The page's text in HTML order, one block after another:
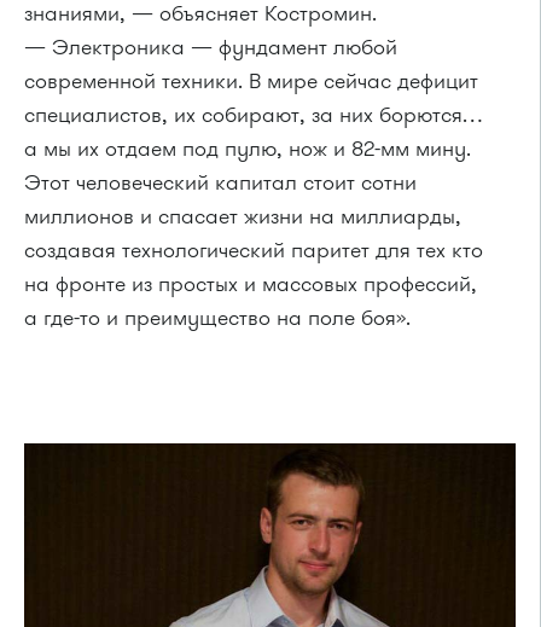
знаниями, — объясняет Костромин.
— Электроника — фундамент любой
современной техники. В мире сейчас дефицит
специалистов, их собирают, за них борются…
а мы их отдаем под пулю, нож и 82-мм мину.
Этот человеческий капитал стоит сотни
миллионов и спасает жизни на миллиарды,
создавая технологический паритет для тех кто
на фронте из простых и массовых профессий,
а где-то и преимущество на поле боя».